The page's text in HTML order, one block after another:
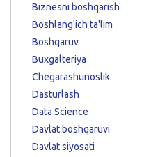
Biznesni boshqarish
Boshlang'ich ta'lim
Boshqaruv
Buxgalteriya
Chegarashunoslik
Dasturlash
Data Science
Davlat boshqaruvi
Davlat siyosati